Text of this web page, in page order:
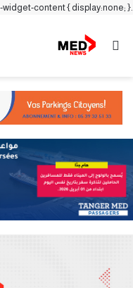
.stream-item-widget-content { display:none; }
بحث عن